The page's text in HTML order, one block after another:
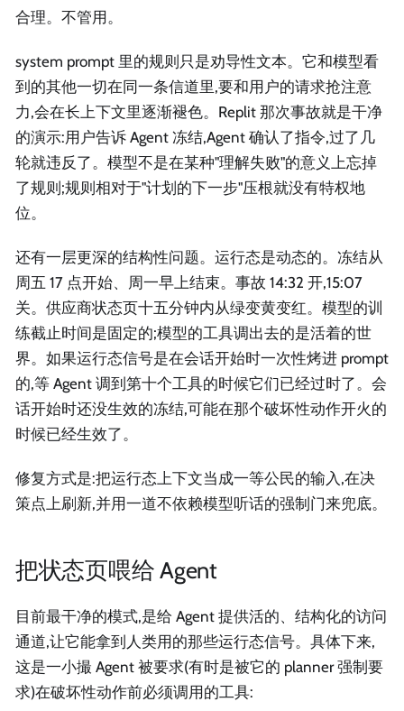
合理。不管用。
system prompt 里的规则只是劝导性文本。它和模型看
到的其他一切在同一条信道里,要和用户的请求抢注意
力,会在长上下文里逐渐褪色。Replit 那次事故就是干净
的演示:用户告诉 Agent 冻结,Agent 确认了指令,过了几
轮就违反了。模型不是在某种"理解失败"的意义上忘掉
了规则;规则相对于"计划的下一步"压根就没有特权地
位。
还有一层更深的结构性问题。运行态是动态的。冻结从
周五 17 点开始、周一早上结束。事故 14:32 开,15:07
关。供应商状态页十五分钟内从绿变黄变红。模型的训
练截止时间是固定的;模型的工具调出去的是活着的世
界。如果运行态信号是在会话开始时一次性烤进 prompt
的,等 Agent 调到第十个工具的时候它们已经过时了。会
话开始时还没生效的冻结,可能在那个破坏性动作开火的
时候已经生效了。
修复方式是:把运行态上下文当成一等公民的输入,在决
策点上刷新,并用一道不依赖模型听话的强制门来兜底。
把状态页喂给 Agent
目前最干净的模式,是给 Agent 提供活的、结构化的访问
通道,让它能拿到人类用的那些运行态信号。具体下来,
这是一小撮 Agent 被要求(有时是被它的 planner 强制要
求)在破坏性动作前必须调用的工具: